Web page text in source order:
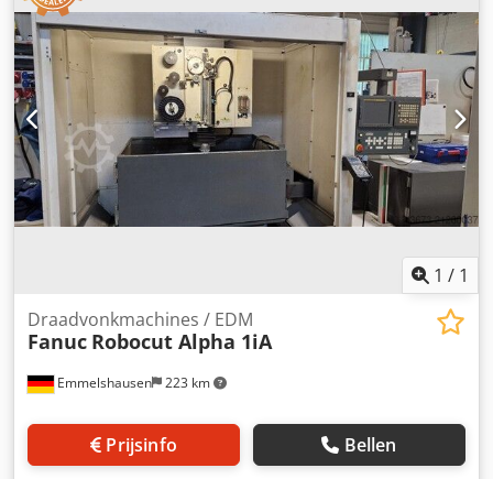
1 / 1
Emmelshausen 223 km
Draadvonkmachines / EDM
Fanuc Robocut Alpha 1iA
Prijsinfo Bellen